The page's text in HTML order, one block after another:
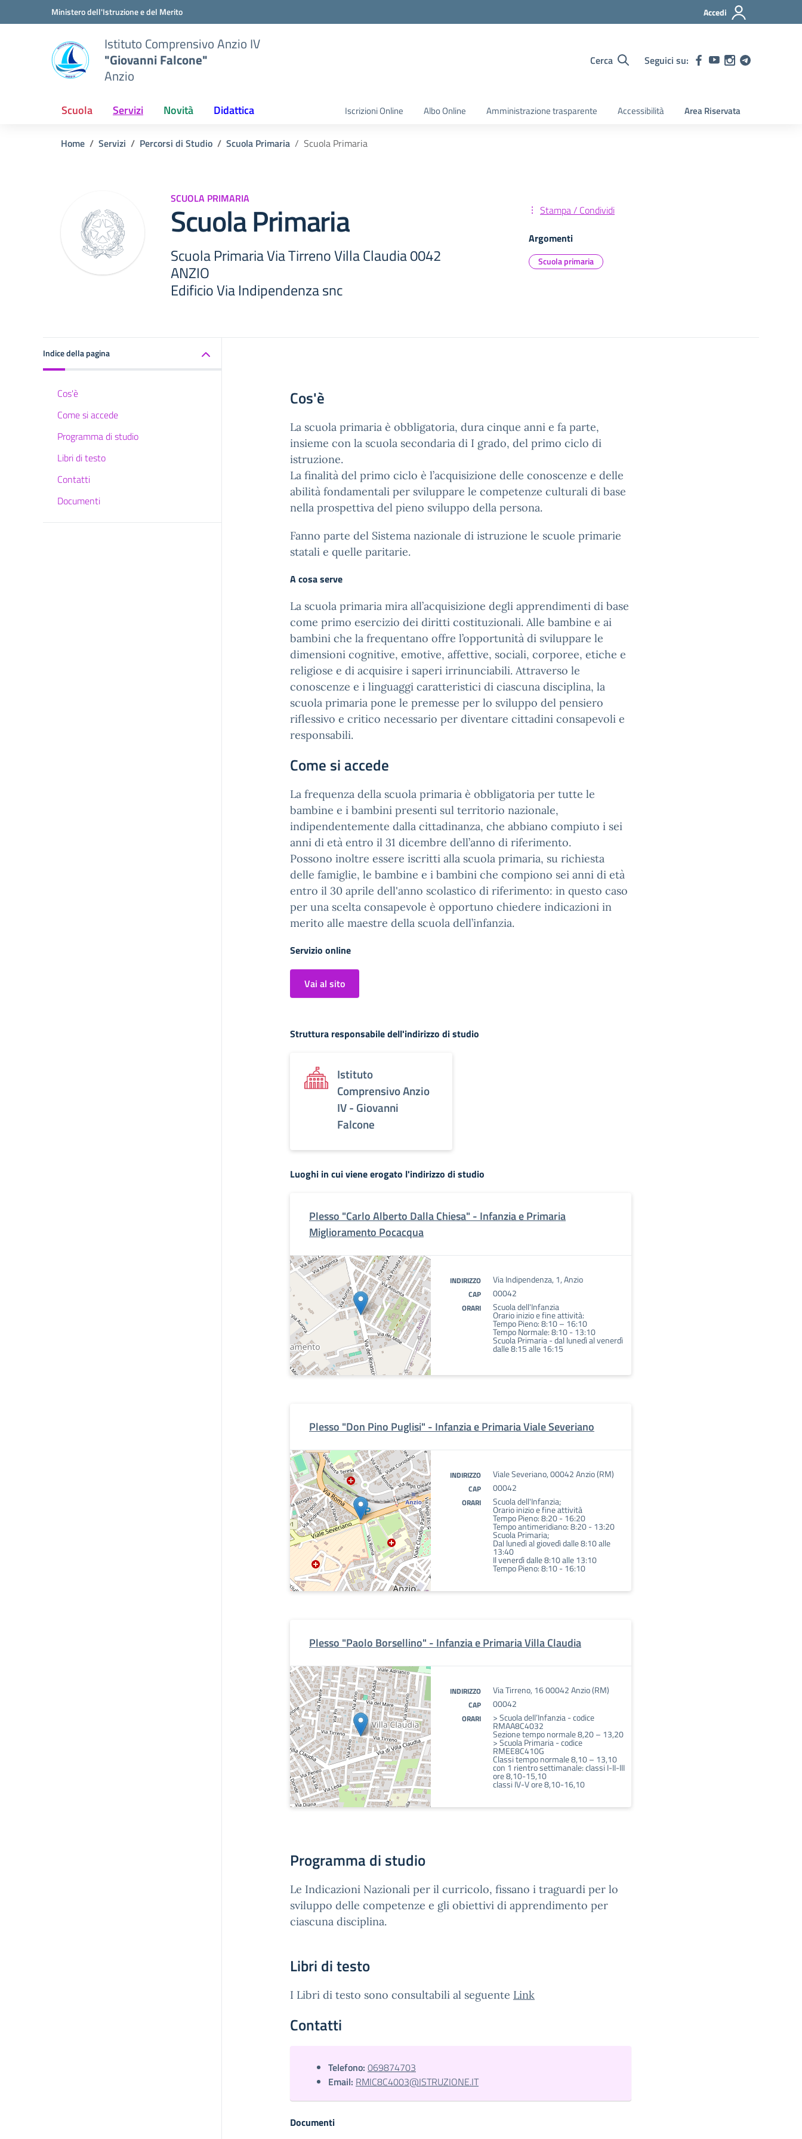
Vai ai contenuti
Vai al menu di navigazioneMinistero dell'Istruzione e del Merito Accedi
Istituto Comprensivo Anzio IV
"Giovanni Falcone"
Anzio
Cerca Seguici su:
Scuola Servizi Novità Didattica Iscrizioni Online Albo Online Amministrazione trasparente Accessibilità Area Riservata
Home Servizi Percorsi di Studio Scuola Primaria Scuola Primaria
SCUOLA PRIMARIA
Scuola Primaria
Scuola Primaria Via Tirreno Villa Claudia 0042
ANZIO
Edificio Via Indipendenza snc
Stampa / Condividi
Argomenti
Scuola primaria
Indice della pagina
Cos'è
Come si accede
Programma di studio
Libri di testo
Contatti
Documenti
Cos'è
La scuola primaria è obbligatoria, dura cinque anni e fa parte,
insieme con la scuola secondaria di I grado, del primo ciclo di
istruzione.
La finalità del primo ciclo è l’acquisizione delle conoscenze e delle
abilità fondamentali per sviluppare le competenze culturali di base
nella prospettiva del pieno sviluppo della persona.
Fanno parte del Sistema nazionale di istruzione le scuole primarie
statali e quelle paritarie.
A cosa serve
La scuola primaria mira all’acquisizione degli apprendimenti di base
come primo esercizio dei diritti costituzionali. Alle bambine e ai
bambini che la frequentano offre l’opportunità di sviluppare le
dimensioni cognitive, emotive, affettive, sociali, corporee, etiche e
religiose e di acquisire i saperi irrinunciabili. Attraverso le
conoscenze e i linguaggi caratteristici di ciascuna disciplina, la
scuola primaria pone le premesse per lo sviluppo del pensiero
riflessivo e critico necessario per diventare cittadini consapevoli e
responsabili.
Come si accede
La frequenza della scuola primaria è obbligatoria per tutte le
bambine e i bambini presenti sul territorio nazionale,
indipendentemente dalla cittadinanza, che abbiano compiuto i sei
anni di età entro il 31 dicembre dell’anno di riferimento.
Possono inoltre essere iscritti alla scuola primaria, su richiesta
delle famiglie, le bambine e i bambini che compiono sei anni di età
entro il 30 aprile dell'anno scolastico di riferimento: in questo caso
per una scelta consapevole è opportuno chiedere indicazioni in
merito alle maestre della scuola dell’infanzia.
Servizio online
Vai al sito
Struttura responsabile dell'indirizzo di studio
Istituto
Comprensivo Anzio
IV - Giovanni
Falcone
Luoghi in cui viene erogato l'indirizzo di studio
Plesso "Carlo Alberto Dalla Chiesa" - Infanzia e Primaria
Miglioramento Pocacqua
INDIRIZZO Via Indipendenza, 1, Anzio
CAP 00042
ORARI Scuola dell'Infanzia
Orario inizio e fine attività:
Tempo Pieno: 8:10 – 16:10
Tempo Normale: 8:10 - 13:10
Scuola Primaria - dal lunedì al venerdì
dalle 8:15 alle 16:15
Plesso "Don Pino Puglisi" - Infanzia e Primaria Viale Severiano
INDIRIZZO Viale Severiano, 00042 Anzio (RM)
CAP 00042
ORARI Scuola dell'Infanzia;
Orario inizio e fine attività
Tempo Pieno: 8:20 - 16:20
Tempo antimeridiano: 8:20 - 13:20
Scuola Primaria;
Dal lunedì al giovedì dalle 8:10 alle
13:40
Il venerdì dalle 8:10 alle 13:10
Tempo Pieno: 8:10 - 16:10
Plesso "Paolo Borsellino" - Infanzia e Primaria Villa Claudia
INDIRIZZO Via Tirreno, 16 00042 Anzio (RM)
CAP 00042
ORARI > Scuola dell’Infanzia - codice
RMAA8C4032
Sezione tempo normale 8,20 – 13,20
> Scuola Primaria - codice
RMEE8C410G
Classi tempo normale 8,10 – 13,10
con 1 rientro settimanale: classi I-II-III
ore 8,10-15,10
classi IV-V ore 8,10-16,10
Programma di studio
Le Indicazioni Nazionali per il curricolo, fissano i traguardi per lo
sviluppo delle competenze e gli obiettivi di apprendimento per
ciascuna disciplina.
Libri di testo
I Libri di testo sono consultabili al seguente Link
Contatti
Telefono: 069874703
Email: RMIC8C4003@ISTRUZIONE.IT
Documenti